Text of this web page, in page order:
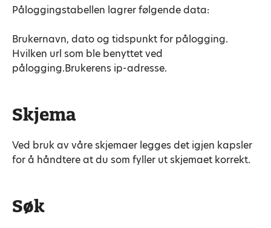
Påloggingstabellen lagrer følgende data:
Brukernavn, dato og tidspunkt for pålogging.
Hvilken url som ble benyttet ved
pålogging.Brukerens ip-adresse.
Skjema
Ved bruk av våre skjemaer legges det igjen kapsler
for å håndtere at du som fyller ut skjemaet korrekt.
Søk